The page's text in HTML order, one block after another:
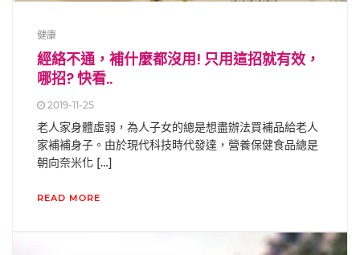
健康
經絡不通，補什麼都沒用! 只用這招就有效，
哪招? 快看..
2019-11-25
老人家身體虛弱，為人子女的總是想盡辦法買補品給老人
家補補身子。由於現代科技時代發達，營養保健食品總是
朝向奈米化 […]
READ MORE